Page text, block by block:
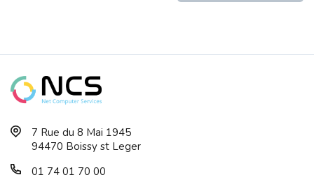
7 Rue du 8 Mai 1945
94470 Boissy st Leger
01 74 01 70 00